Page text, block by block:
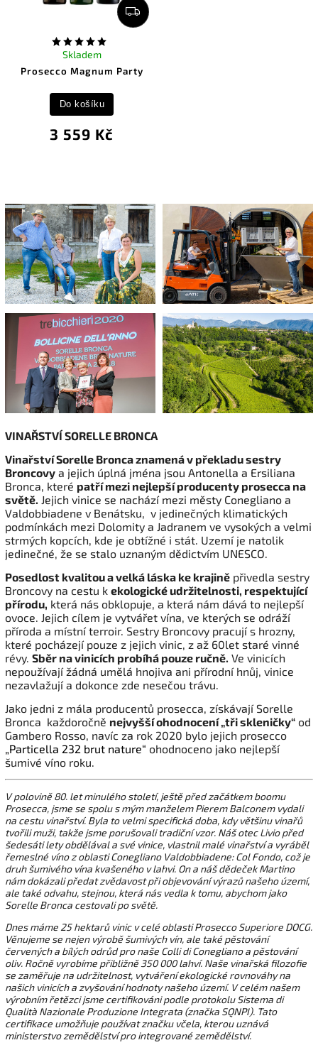
Prosecco Magnum Party
Skladem
3 559 Kč
Do košíku
VINAŘSTVÍ SORELLE BRONCA
Vinařství Sorelle Bronca znamená v překladu sestry
Broncovy a jejich úplná jména jsou Antonella a Ersiliana
Bronca, které patří mezi nejlepší producenty prosecca na
světě. Jejich vinice se nachází mezi městy Conegliano a
Valdobbiadene v Benátsku, v jedinečných klimatických
podmínkách mezi Dolomity a Jadranem ve vysokých a velmi
strmých kopcích, kde je obtížné i stát. Uzemí je natolik
jedinečné, že se stalo uznaným dědictvím UNESCO.
Posedlost kvalitou a velká láska ke krajině přivedla sestry
Broncovy na cestu k ekologické udržitelnosti, respektující
přírodu, která nás obklopuje, a která nám dává to nejlepší
ovoce. Jejich cílem je vytvářet vína, ve kterých se odráží
příroda a místní terroir. Sestry Broncovy pracují s hrozny,
které pocházejí pouze z jejich vinic, z až 60let staré vinné
révy. Sběr na vinicích probíhá pouze ručně. Ve vinicích
nepoužívají žádná umělá hnojiva ani přírodní hnůj, vinice
nezavlažují a dokonce zde nesečou trávu.
Jako jedni z mála producentů prosecca, získávají Sorelle
Bronca každoročně nejvyšší ohodnocení „tři skleničky“ od
Gambero Rosso, navíc za rok 2020 bylo jejich prosecco
„Particella 232 brut nature“ ohodnoceno jako nejlepší
šumivé víno roku.
V polovině 80. let minulého století, ještě před začátkem boomu
Prosecca, jsme se spolu s mým manželem Pierem Balconem vydali
na cestu vinařství. Byla to velmi specifická doba, kdy většinu vinařů
tvořili muži, takže jsme porušovali tradiční vzor. Náš otec Livio před
šedesáti lety obdělával a své vinice, vlastnil malé vinařství a vyráběl
řemeslné víno z oblasti Conegliano Valdobbiadene: Col Fondo, což je
druh šumivého vína kvašeného v lahvi. On a náš dědeček Martino
nám dokázali předat zvědavost při objevování výrazů našeho území,
ale také odvahu, stejnou, která nás vedla k tomu, abychom jako
Sorelle Bronca cestovali po světě.
Dnes máme 25 hektarů vinic v celé oblasti Prosecco Superiore DOCG.
Věnujeme se nejen výrobě šumivých vín, ale také pěstování
červených a bílých odrůd pro naše Colli di Conegliano a pěstování
oliv. Ročně vyrobíme přibližně 350 000 lahví. Naše vinařská filozofie
se zaměřuje na udržitelnost, vytváření ekologické rovnováhy na
našich vinicích a zvyšování hodnoty našeho území. V celém našem
výrobním řetězci jsme certifikováni podle protokolu Sistema di
Qualità Nazionale Produzione Integrata (značka SQNPI). Tato
certifikace umožňuje používat značku včela, kterou uznává
ministerstvo zemědělství pro integrované zemědělství.